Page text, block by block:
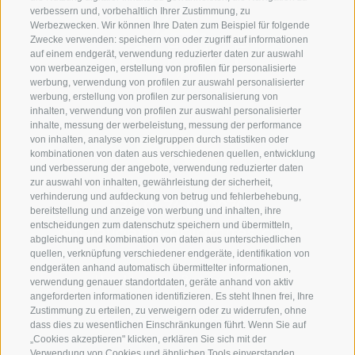
verbessern und, vorbehaltlich Ihrer Zustimmung, zu
Werbezwecken. Wir können Ihre Daten zum Beispiel für folgende
Zwecke verwenden: speichern von oder zugriff auf informationen
auf einem endgerät, verwendung reduzierter daten zur auswahl
von werbeanzeigen, erstellung von profilen für personalisierte
werbung, verwendung von profilen zur auswahl personalisierter
werbung, erstellung von profilen zur personalisierung von
inhalten, verwendung von profilen zur auswahl personalisierter
inhalte, messung der werbeleistung, messung der performance
von inhalten, analyse von zielgruppen durch statistiken oder
kombinationen von daten aus verschiedenen quellen, entwicklung
und verbesserung der angebote, verwendung reduzierter daten
zur auswahl von inhalten, gewährleistung der sicherheit,
verhinderung und aufdeckung von betrug und fehlerbehebung,
bereitstellung und anzeige von werbung und inhalten, ihre
entscheidungen zum datenschutz speichern und übermitteln,
abgleichung und kombination von daten aus unterschiedlichen
quellen, verknüpfung verschiedener endgeräte, identifikation von
endgeräten anhand automatisch übermittelter informationen,
verwendung genauer standortdaten, geräte anhand von aktiv
angeforderten informationen identifizieren. Es steht Ihnen frei, Ihre
Zustimmung zu erteilen, zu verweigern oder zu widerrufen, ohne
dass dies zu wesentlichen Einschränkungen führt. Wenn Sie auf
„Cookies akzeptieren" klicken, erklären Sie sich mit der
+39 0474 910070
info@loewe-dolomites.com
Hotel Loewe - Boznerstraße
6
39038 Innichen/Vierschach
Hochpustertal - Südtirol